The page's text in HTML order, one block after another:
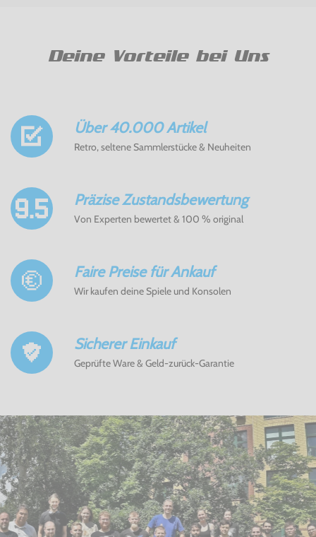
Deine Vorteile bei Uns
Über 40.000 Artikel
Retro, seltene Sammlerstücke & Neuheiten
Präzise Zustandsbewertung
Von Experten bewertet & 100 % original
Faire Preise für Ankauf
Wir kaufen deine Spiele und Konsolen
Sicherer Einkauf
Geprüfte Ware & Geld-zurück-Garantie